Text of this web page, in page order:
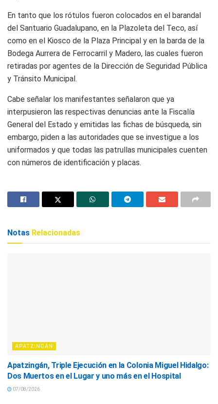
En tanto que los rótulos fueron colocados en el barandal
del Santuario Guadalupano, en la Plazoleta del Teco, así
como en el Kiosco de la Plaza Principal y en la barda de la
Bodega Aurrera de Ferrocarril y Madero, las cuales fueron
retiradas por agentes de la Dirección de Seguridad Pública
y Tránsito Municipal.
Cabe señalar los manifestantes señalaron que ya
interpusieron las respectivas denuncias ante la Fiscalía
General del Estado y emitidas las fichas de búsqueda, sin
embargo, piden a las autoridades que se investigue a los
uniformados y que todas las patrullas municipales cuenten
con números de identificación y placas.
Notas Relacionadas
APATZINGÁN
Apatzingán, Triple Ejecución en la Colonia Miguel Hidalgo:
Dos Muertos en el Lugar y uno más en el Hospital
07/08/2026